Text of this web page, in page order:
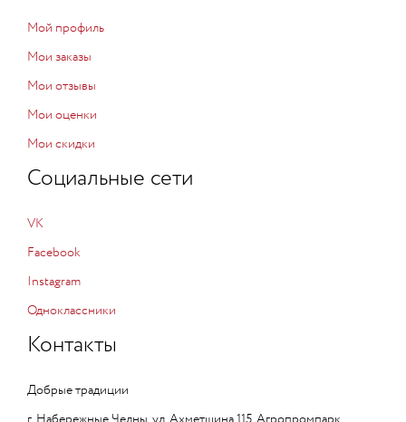
Мой профиль
Мои заказы
Мои отзывы
Мои оценки
Мои скидки
Социальные сети
VK
Facebook
Instagram
Одноклассники
Контакты
Добрые традиции